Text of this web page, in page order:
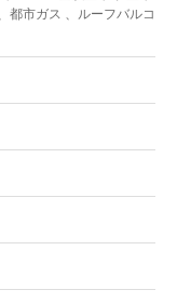
都市ガス 、ルーフバルコ